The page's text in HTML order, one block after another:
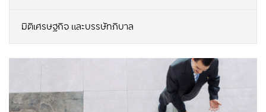
มิติเศรษฐกิจ และบรรษัทภิบาล